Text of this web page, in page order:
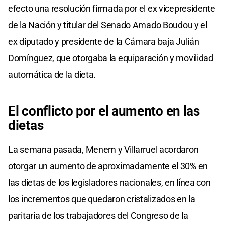
efecto una resolución firmada por el ex vicepresidente
de la Nación y titular del Senado Amado Boudou y el
ex diputado y presidente de la Cámara baja Julián
Domínguez, que otorgaba la equiparación y movilidad
automática de la dieta.
El conflicto por el aumento en las
dietas
La semana pasada, Menem y Villarruel acordaron
otorgar un aumento de aproximadamente el 30% en
las dietas de los legisladores nacionales, en línea con
los incrementos que quedaron cristalizados en la
paritaria de los trabajadores del Congreso de la